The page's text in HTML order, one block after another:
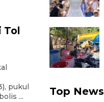
pukul
...
Top News